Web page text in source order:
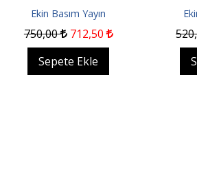
Ekin Basım Yayın
750,00 712,50
Sepete Ekle
520